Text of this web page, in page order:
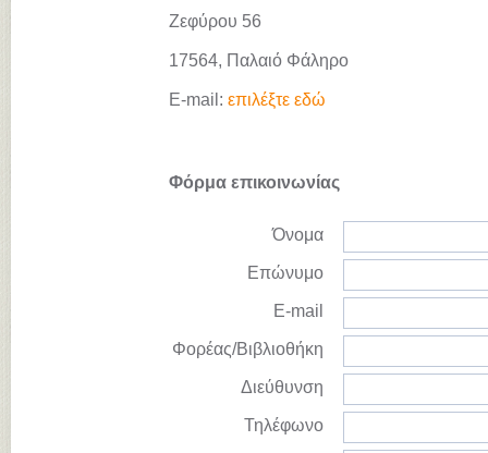
Ζεφύρου 56
17564, Παλαιό Φάληρο
E-mail: επιλέξτε εδώ
Φόρμα επικοινωνίας
Όνομα
Επώνυμο
E-mail
Φορέας/Βιβλιοθήκη
Διεύθυνση
Τηλέφωνο